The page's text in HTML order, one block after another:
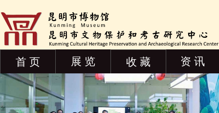
首 页 展 览 收 藏 资 讯